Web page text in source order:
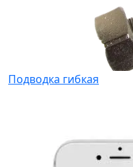
Подводка гибкая